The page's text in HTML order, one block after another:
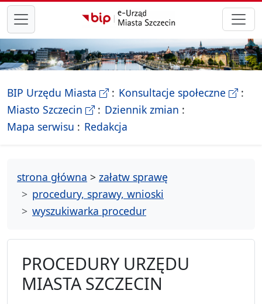
przejdź do głównego menu
BIP Urzędu Miasta - Biletyn Informacji Publicznej
Konsultacje społeczne-
Miasto Szczecin - Oficjalna strona Miasta Szczecin
Dziennik zmian
Mapa serwisu - drzewko rozdziałów
Redakcja
strona główna > załatw sprawę
procedury, sprawy, wnioski
wyszukiwarka procedur
PROCEDURY URZĘDU
MIASTA SZCZECIN